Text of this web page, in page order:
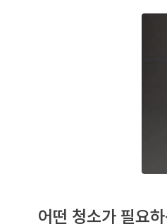
어떤 청소가 필요